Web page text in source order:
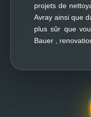
projets de
Avray ainsi que
plus sûr que
Bauer ,